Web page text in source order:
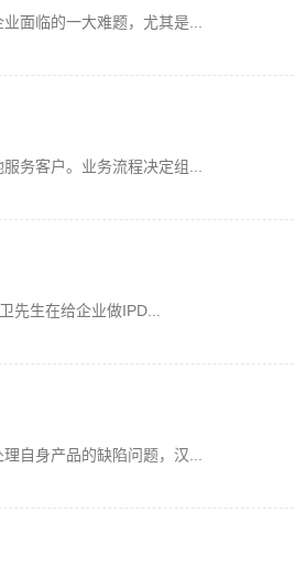
面临的一大难题，尤其是...
务客户。业务流程决定组...
先生在给企业做IPD...
自身产品的缺陷问题，汉...